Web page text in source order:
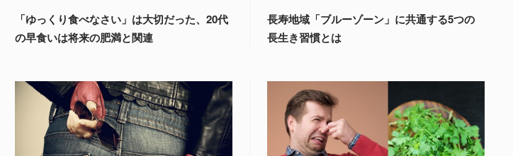
「ゆっくり食べなさい」は大切だった、20代
の早食いは将来の肥満と関連
長寿地域「ブルーゾーン」に共通する5つの
長生き習慣とは